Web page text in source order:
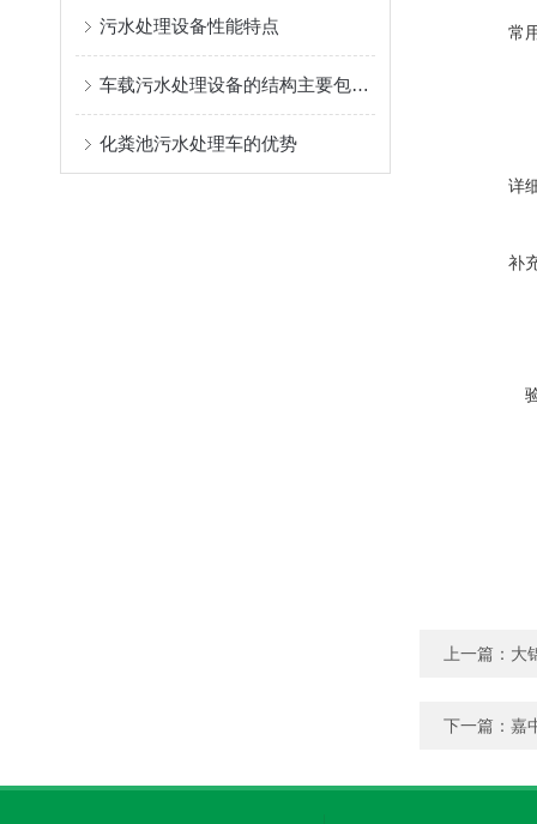
污水处理设备性能特点
车载污水处理设备的结构主要包括以下部分
化粪池污水处理车的优势
常
详
补
上一篇： 大
下一篇： 嘉